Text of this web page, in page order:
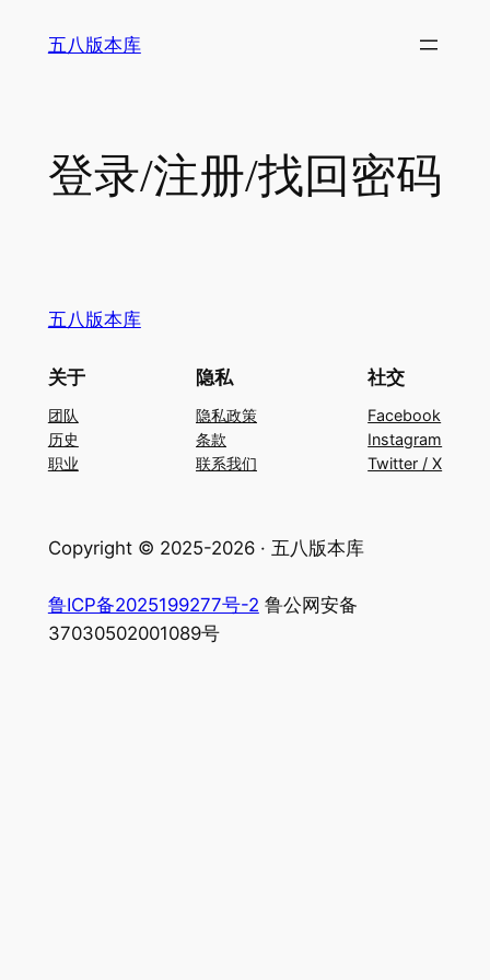
五八版本库
登录/注册/找回密码
五八版本库
关于
团队
历史
职业
隐私
隐私政策
条款
联系我们
社交
Facebook
Instagram
Twitter / X
Copyright © 2025-2026 · 五八版本库
鲁ICP备2025199277号-2 鲁公网安备
37030502001089号